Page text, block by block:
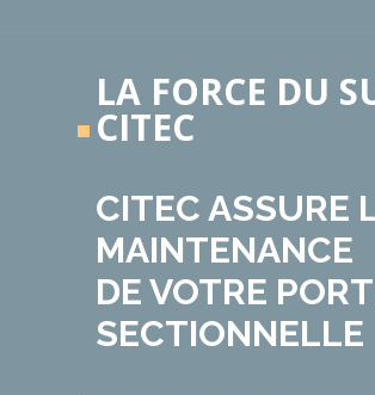
LA FORCE DU
CITEC
CITEC ASSURE
MAINTENANCE
DE VOTRE
SECTIONNELLE